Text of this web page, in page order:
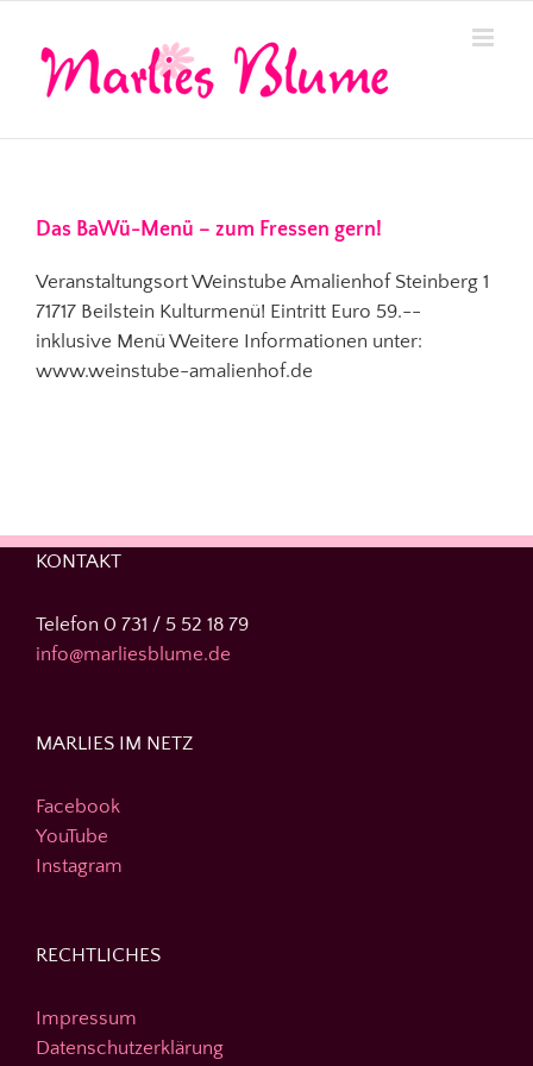
Inhalt
springen
Das BaWü-Menü – zum Fressen gern!
Veranstaltungsort Weinstube Amalienhof Steinberg 1
71717 Beilstein Kulturmenü! Eintritt Euro 59.--
inklusive Menü Weitere Informationen unter:
www.weinstube-amalienhof.de
KONTAKT
Telefon 0 731 / 5 52 18 79
info@marliesblume.de
MARLIES IM NETZ
Facebook
YouTube
Instagram
RECHTLICHES
Impressum
Datenschutzerklärung